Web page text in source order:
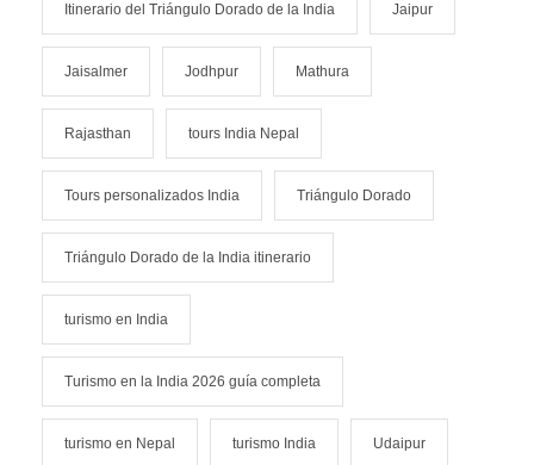
Itinerario del Triángulo Dorado de la India Jaipur
Jaisalmer Jodhpur Mathura
Rajasthan tours India Nepal
Tours personalizados India Triángulo Dorado
Triángulo Dorado de la India itinerario
turismo en India
Turismo en la India 2026 guía completa
turismo en Nepal turismo India Udaipur